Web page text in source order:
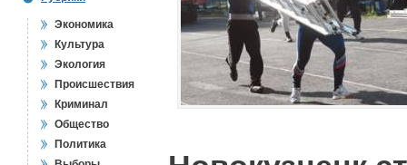
Экономика
Культура
Экология
Происшествия
Криминал
Общество
Политика